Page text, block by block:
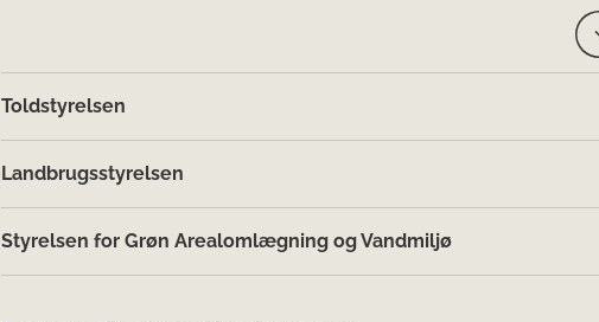
Toldstyrelsen
Landbrugsstyrelsen
Styrelsen for Grøn Arealomlægning og Vandmiljø